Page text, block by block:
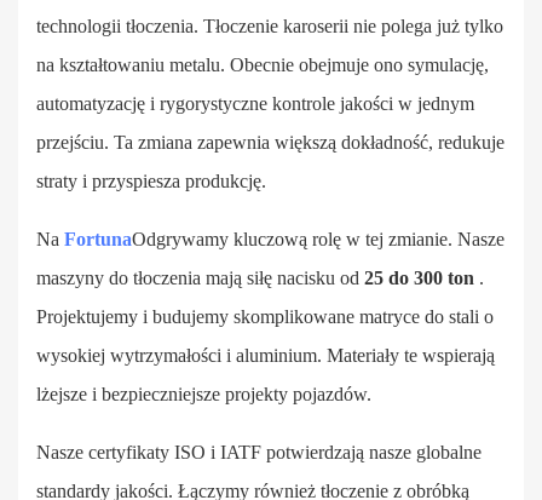
technologii tłoczenia. Tłoczenie karoserii nie polega już tylko
na kształtowaniu metalu. Obecnie obejmuje ono symulację,
automatyzację i rygorystyczne kontrole jakości w jednym
przejściu. Ta zmiana zapewnia większą dokładność, redukuje
straty i przyspiesza produkcję.
Na FortunaOdgrywamy kluczową rolę w tej zmianie. Nasze
maszyny do tłoczenia mają siłę nacisku od 25 do 300 ton .
Projektujemy i budujemy skomplikowane matryce do stali o
wysokiej wytrzymałości i aluminium. Materiały te wspierają
lżejsze i bezpieczniejsze projekty pojazdów.
Nasze certyfikaty ISO i IATF potwierdzają nasze globalne
standardy jakości. Łączymy również tłoczenie z obróbką